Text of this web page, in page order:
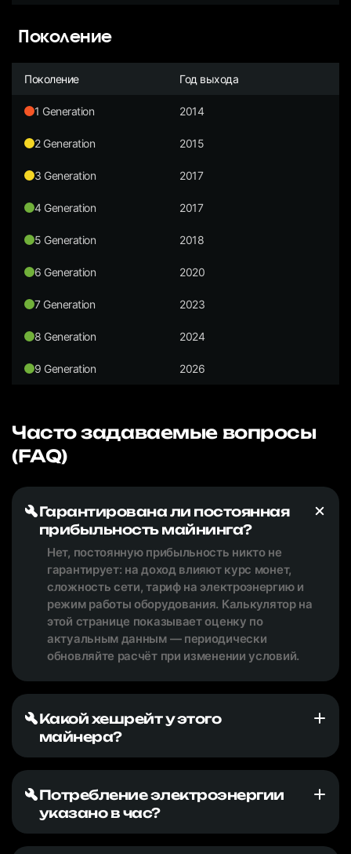
Поколение
Поколение Год выхода
1 Generation 2014
2 Generation 2015
3 Generation 2017
4 Generation 2017
5 Generation 2018
6 Generation 2020
7 Generation 2023
8 Generation 2024
9 Generation 2026
Часто задаваемые вопросы
(FAQ)
Гарантирована ли постоянная
прибыльность майнинга?
Нет, постоянную прибыльность никто не
гарантирует: на доход влияют курс монет,
сложность сети, тариф на электроэнергию и
режим работы оборудования. Калькулятор на
этой странице показывает оценку по
актуальным данным — периодически
обновляйте расчёт при изменении условий.
Какой хешрейт у этого
майнера?
Потребление электроэнергии
указано в час?